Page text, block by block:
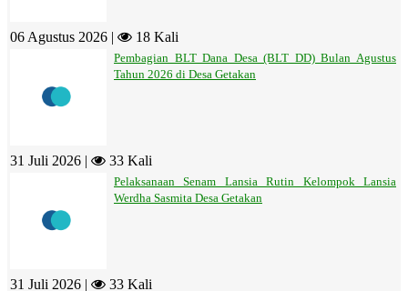
06 Agustus 2026 | 18 Kali
Pembagian BLT Dana Desa (BLT DD) Bulan Agustus
Tahun 2026 di Desa Getakan
31 Juli 2026 | 33 Kali
Pelaksanaan Senam Lansia Rutin Kelompok Lansia
Werdha Sasmita Desa Getakan
31 Juli 2026 | 33 Kali